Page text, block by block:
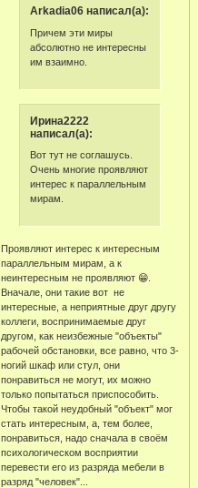
Arkadia06 написал(а):
Причем эти миры
абсолютно не интересны
им взаимно.
Ирина2222
написал(а):
Вот тут не соглашусь.
Очень многие проявляют
интерес к параллельным
мирам.
Проявляют интерес к интересным
параллельным мирам, а к
неинтересным не проявляют 😁.
Вначале, они такие вот не
интересные, а неприятные друг другу
коллеги, воспринимаемые друг
другом, как неизбежные "объекты"
рабочей обстановки, все равно, что 3-
ногий шкаф или стул, они
понравиться не могут, их можно
только попытаться приспособить.
Чтобы такой неудобный "объект" мог
стать интересным, а, тем более,
понравиться, надо сначала в своём
психологическом восприятии
перевести его из разряда мебели в
разряд "человек"...